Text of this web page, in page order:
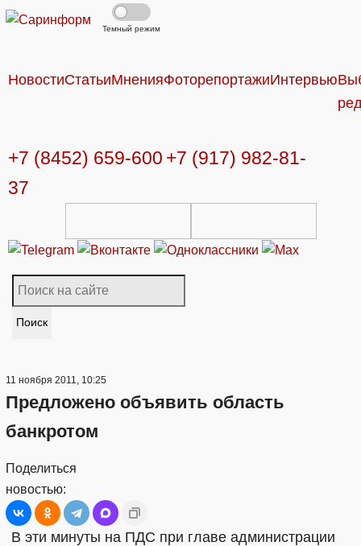
Темный режим
НовостиСтатьиМненияФоторепортажиИнтервью
+7 (8452) 659-600 +7 (917) 982-81-
37
Поиск
11 ноября 2011, 10:25
Предложено объявить область
банкротом
Поделиться
новостью:
В эти минуты на ПДС при главе администрации